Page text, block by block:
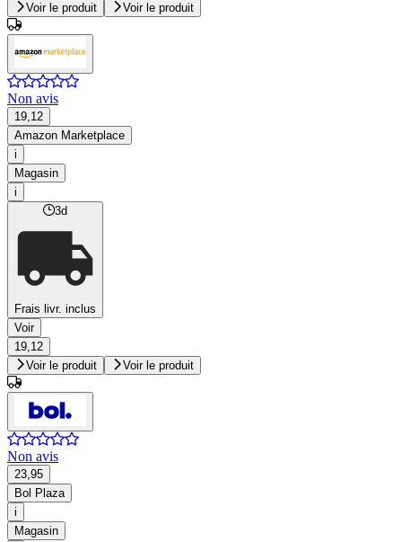
Voir le produit
Voir le produit
Non avis
19,12
Amazon Marketplace
i
Magasin
i
3d
Frais livr. inclus
Voir
19,12
Voir le produit
Voir le produit
Non avis
23,95
Bol Plaza
i
Magasin